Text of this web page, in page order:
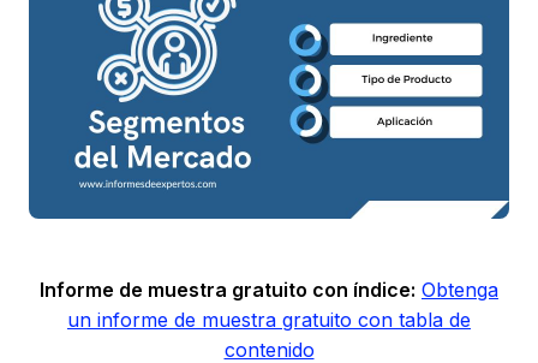
Informe de muestra gratuito con índice: Obtenga
un informe de muestra gratuito con tabla de
contenido